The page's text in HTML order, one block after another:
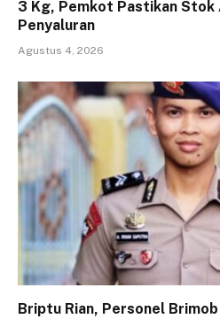
3 Kg, Pemkot Pastikan Stok
Penyaluran
Agustus 4, 2026
Briptu Rian, Personel